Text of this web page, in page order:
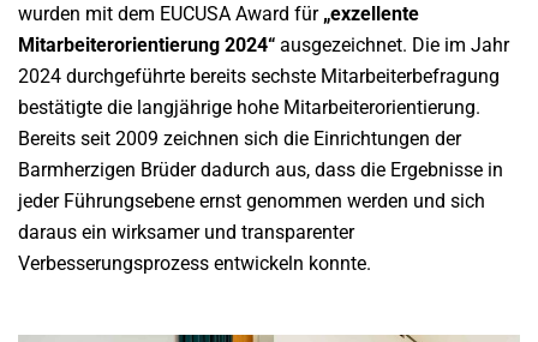
wurden mit dem EUCUSA Award für „exzellente
Mitarbeiterorientierung 2024“ ausgezeichnet. Die im Jahr
2024 durchgeführte bereits sechste Mitarbeiterbefragung
bestätigte die langjährige hohe Mitarbeiterorientierung.
Bereits seit 2009 zeichnen sich die Einrichtungen der
Barmherzigen Brüder dadurch aus, dass die Ergebnisse in
jeder Führungsebene ernst genommen werden und sich
daraus ein wirksamer und transparenter
Verbesserungsprozess entwickeln konnte.